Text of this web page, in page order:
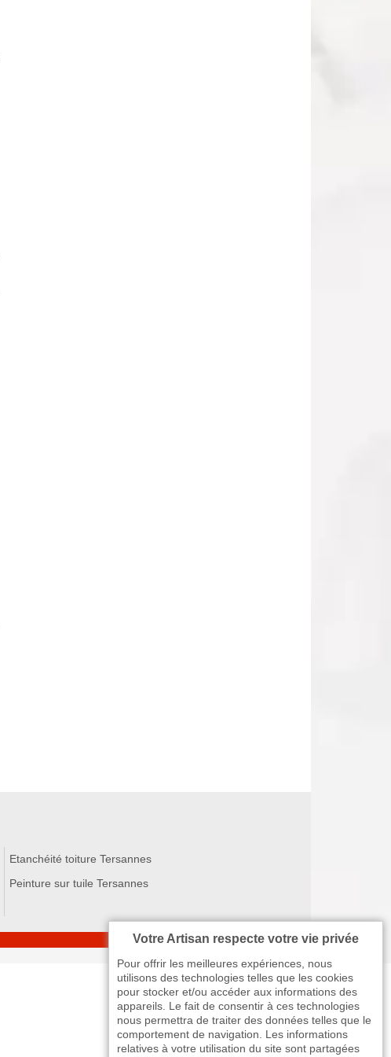
Etanchéité toiture Tersannes
Peinture sur tuile Tersannes
Votre Artisan respecte votre vie privée
Pour offrir les meilleures expériences, nous
utilisons des technologies telles que les cookies
pour stocker et/ou accéder aux informations des
appareils. Le fait de consentir à ces technologies
nous permettra de traiter des données telles que le
comportement de navigation. Les informations
relatives à votre utilisation du site sont partagées